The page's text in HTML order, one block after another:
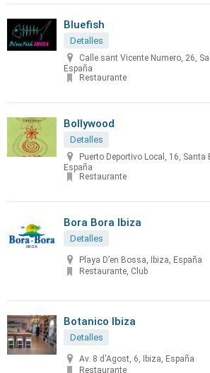
Bluefish
Detalles
Calle sant Vicente Numero, 26,
España
Restaurante
Bollywood
Detalles
Puerto Deportivo Local, 16, Santa
España
Restaurante
Bora Bora Ibiza
Detalles
Playa D’en Bossa, Ibiza, España
Restaurante, Club
Botanico Ibiza
Detalles
Av. 8 d'Agost, 6, Ibiza, España
Restaurante